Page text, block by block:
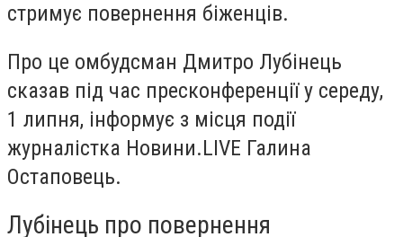
стримує повернення біженців.
Про це омбудсман Дмитро Лубінець
сказав під час пресконференції у середу,
1 липня, інформує з місця події
журналістка Новини.LIVE Галина
Остаповець.
Лубінець про повернення